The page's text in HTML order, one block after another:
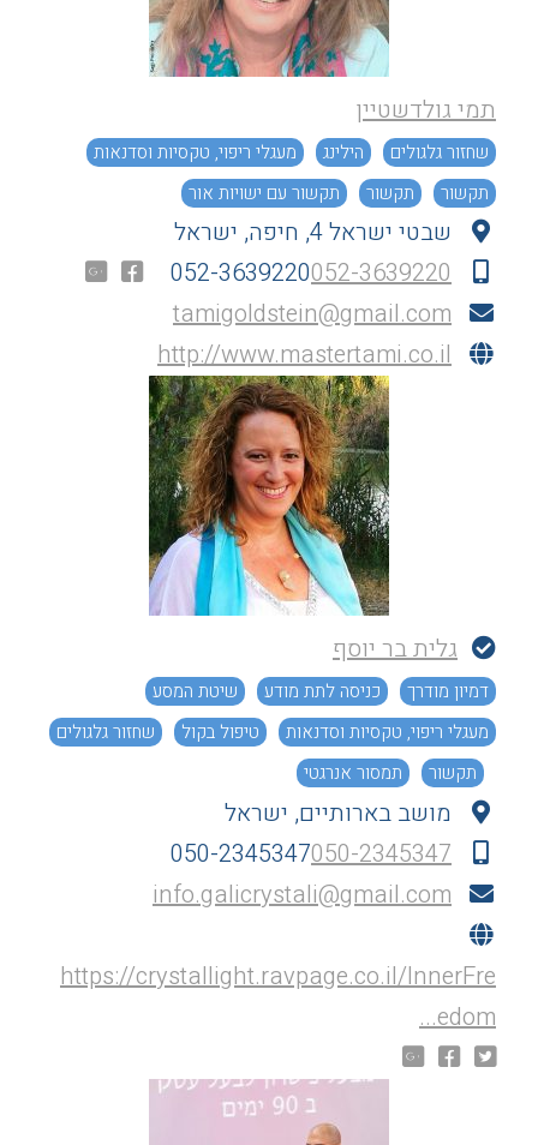
תמי גולדשטיין
שחזור גלגולים הילינג
מעגלי ריפוי, טקסיות וסדנאות
תקשור
תקשור תקשור עם ישויות אור
שבטי ישראל 4, חיפה, ישראל
052-3639220052-3639220
tamigoldstein@gmail.com
http://www.mastertami.co.il
גלית בר יוסף
דמיון מודרך כניסה לתת מודע
שיטת המסע
מעגלי ריפוי, טקסיות וסדנאות
טיפול בקול
שחזור גלגולים
תקשור
תמסור אנרגטי
נותני שירות למנויי רפואת העידן החדש
מושב בארותיים, ישראל
050-2345347050-2345347
info.galicrystali@gmail.com
https://crystallight.ravpage.co.il/InnerFre
edom...